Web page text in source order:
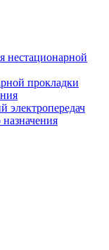
нестационарной
прокладки
электропередач